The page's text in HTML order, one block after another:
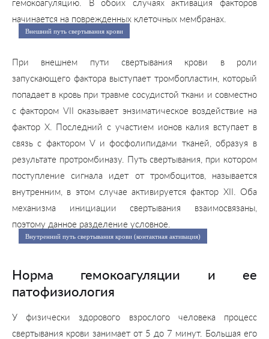
гемокоагуляцию. В обоих случаях активация факторов
начинается на поврежденных клеточных мембранах.
Внешний путь свертывания крови
При внешнем пути свертывания крови в роли
запускающего фактора выступает тромбопластин, который
попадает в кровь при травме сосудистой ткани и совместно
с фактором VII оказывает энзиматическое воздействие на
фактор X. Последний с участием ионов калия вступает в
связь с фактором V и фосфолипидами тканей, образуя в
результате протромбиназу. Путь свертывания, при котором
поступление сигнала идет от тромбоцитов, называется
внутренним, в этом случае активируется фактор XII. Оба
механизма инициации свертывания взаимосвязаны,
поэтому данное разделение условное.
Внутренний путь свертывания крови (контактная активация)
Норма гемокоагуляции и ее
патофизиология
У физически здорового взрослого человека процесс
свертывания крови занимает от 5 до 7 минут. Большая его